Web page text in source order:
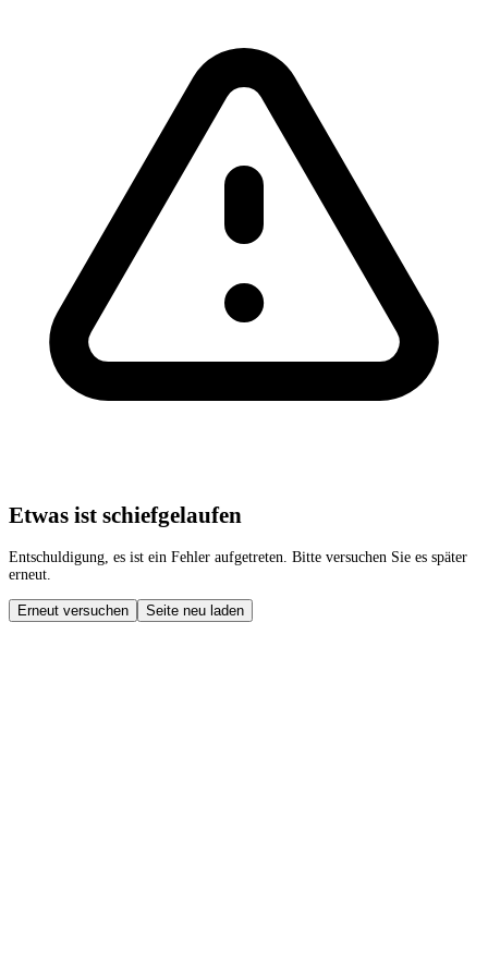
Etwas ist schiefgelaufen
Entschuldigung, es ist ein Fehler aufgetreten. Bitte versuchen Sie es später
erneut.
Erneut versuchen Seite neu laden